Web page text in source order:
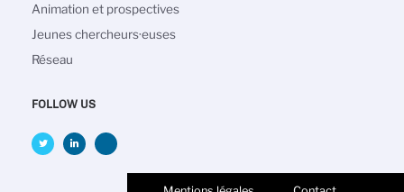
Animation et prospectives
Jeunes chercheurs·euses
Réseau
FOLLOW US